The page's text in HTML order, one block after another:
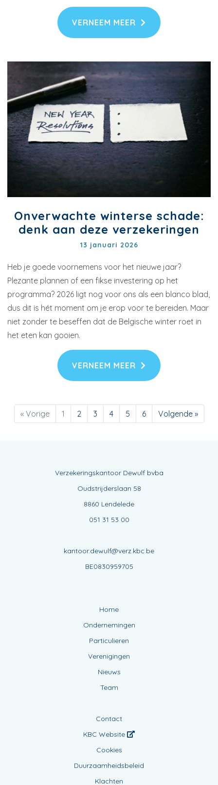
VERNEEM MEER
Onverwachte winterse schade:
denk aan deze verzekeringen
13 januari 2026
Heb je goede voornemens voor het nieuwe jaar?
Plezante plannen of een fikse investering op het
programma? 2026 ligt nog voor ons als een blanco blad,
dus dit is hét moment om je erop voor te bereiden. Maar
niet zonder te beseffen dat de Belgische winter roet in
het eten kan gooien.
VERNEEM MEER
« Vorige 1 2 3 4 5 6 Volgende »
Verzekeringskantoor Dewulf bvba
Oudstrijderslaan 58
8860 Lendelede
051 31 53 00
kantoor.dewulf@verz.kbc.be
BE0830959705
Home
Ondernemingen
Particulieren
Verenigingen
Nieuws
Team
Contact
KBC Website
Cookies
Duurzaamheidsbeleid
Klachten